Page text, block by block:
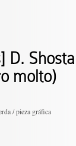
D.
molto)
/ pieza gráfica